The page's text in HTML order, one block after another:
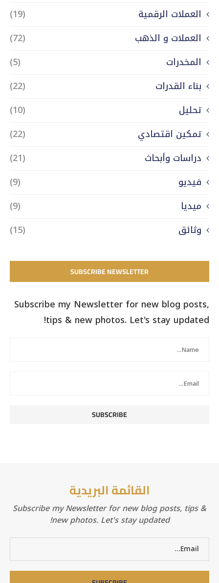
العملات الرقمية
(19)
العملات و الذهب
(72)
المخدرات
(5)
بناء القدرات
(22)
تحليل
(10)
تمكين اقتصادي
(22)
دراسات وأبحاث
(21)
فيديو
(9)
ميديا
(9)
وثائق
(15)
SUBSCRIBE NEWSLETTER
Subscribe my Newsletter for new blog posts,
tips & new photos. Let's stay updated!
القائمة البريدية
Subscribe my Newsletter for new blog posts, tips &
new photos. Let's stay updated!